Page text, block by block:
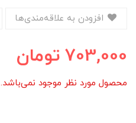
703,000 تومان
محصول مورد نظر موجود نمی‌باشد.